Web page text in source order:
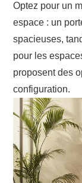
Optez pour un
espace : un
spacieuses,
pour les
proposent des
configuration.